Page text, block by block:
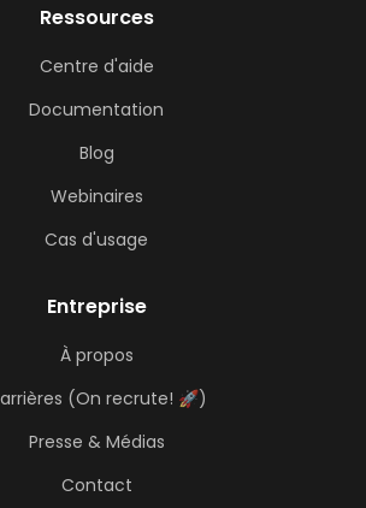
Ressources
Centre d'aide
Documentation
Blog
Webinaires
Cas d'usage
Entreprise
À propos
(On recrute! 🚀)
Presse & Médias
Contact